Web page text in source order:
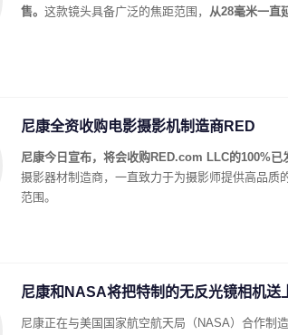
售。 这款镜头具备广泛的焦距范围， 从28毫米一直
尼康全资收购电影摄影机制造商RED
尼康今日宣布，将会收购RED.com LLC的100%已
摄影器材制造商，一直致力于为摄影师提供高品质
范围。
尼康和NASA将把特制的无反光镜相机送
尼康正在与美国国家航空航天局（NASA）合作制